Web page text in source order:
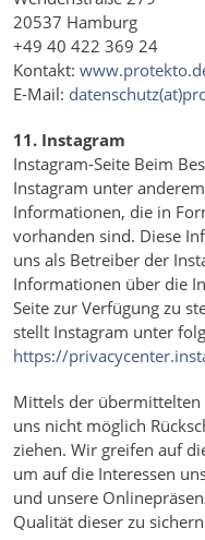
20537 Hamburg
+49 40 422 369 24
Kontakt:
E-Mail:
11. Instagram
Instagram-Seite Beim
Instagram unter
Informationen, die in
vorhanden sind. Diese
uns als Betreiber der
Informationen über die
Seite zur Verfügung zu
stellt Instagram unter
https://
Mittels der
uns nicht möglich
ziehen. Wir greifen auf
um auf die Interessen
und unsere
Qualität dieser zu